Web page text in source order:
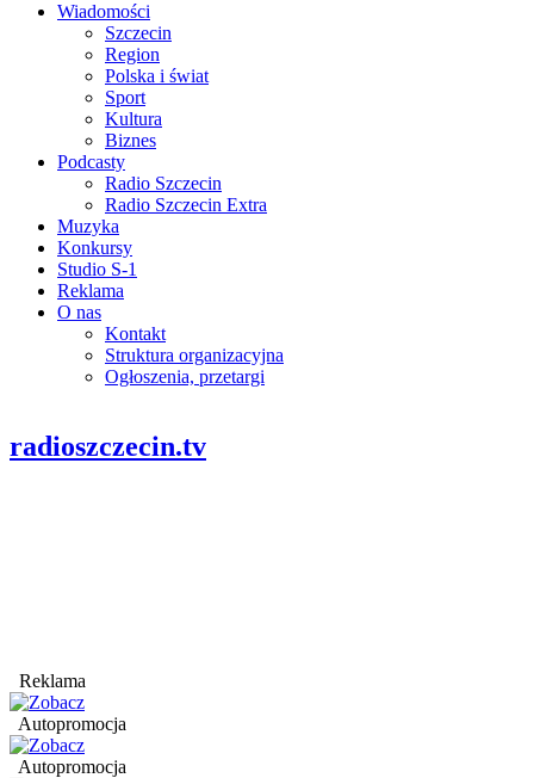
Wiadomości
Szczecin
Region
Polska i świat
Sport
Kultura
Biznes
Podcasty
Radio Szczecin
Radio Szczecin Extra
Muzyka
Konkursy
Studio S-1
Reklama
O nas
Kontakt
Struktura organizacyjna
Ogłoszenia, przetargi
radioszczecin.tv
Reklama
Autopromocja
Autopromocja